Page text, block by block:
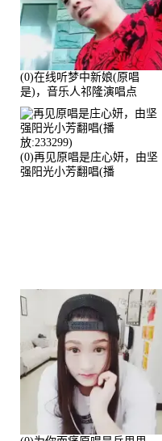
(0)在线听梦中新娘(原唱
是)，音乐人祁隆演唱点
播:2713192次
(0)再见原唱是庄心妍，由坚
强阳光小芳翻唱(播